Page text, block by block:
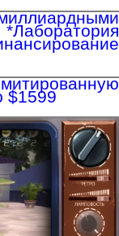
$1599